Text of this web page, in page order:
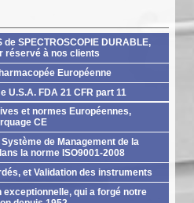
SPECTROSCOPIE DURABLE,
réservé à nos clients
Européenne
U.S.A. FDA 21 CFR part 11
et normes Européennes,
CE
de Management de la
la norme ISO9001-2008
et Validation des instruments
exceptionnelle, qui a forgé notre